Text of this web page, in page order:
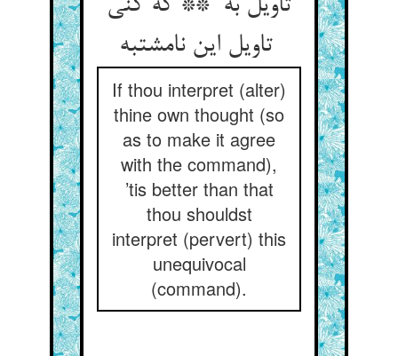
تاویل به ** که کنی
تاویل این نامشتبه
If thou interpret (alter)
thine own thought (so
as to make it agree
with the command),
’tis better than that
thou shouldst
interpret (pervert) this
unequivocal
(command).